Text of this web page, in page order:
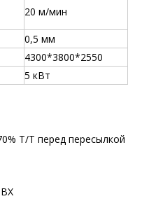
20 м/мин
0,5 мм
4300*3800*2550
5 кВт
Т/Т перед пересылкой